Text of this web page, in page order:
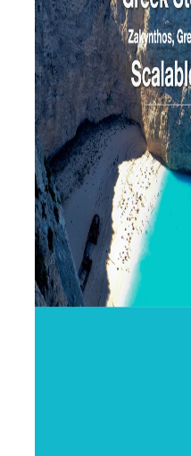
ΕΡΓΑΣΤΗΡΙΟ
ΜΠΕΫΖΙΑΝΗΣ
ΕΡΓΑΣΤΗΡΙΟ
ΥΠΗΡΕΣΙΑ
CALENDARS
EVENT
CALENDAR
SOCIAL MEDIA
ΣΧΟΛΗ